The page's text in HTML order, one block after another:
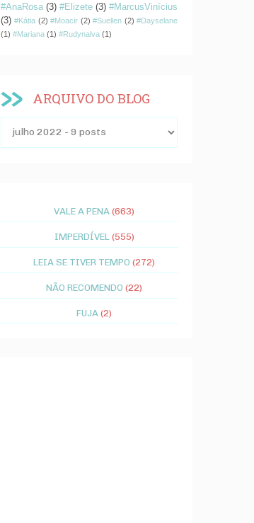
#AnaRosa (3) #Elizete (3) #MarcusVinícius
(3) #Kátia (2) #Moacir (2) #Suellen (2) #Dayselane
(1) #Mariana (1) #Rudynalva (1)
ARQUIVO DO BLOG
VALE A PENA (663)
IMPERDÍVEL (555)
LEIA SE TIVER TEMPO (272)
NÃO RECOMENDO (22)
FUJA (2)